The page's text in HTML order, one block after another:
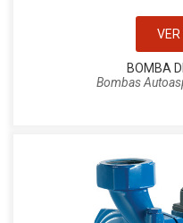
VER
BOMBA
Bombas